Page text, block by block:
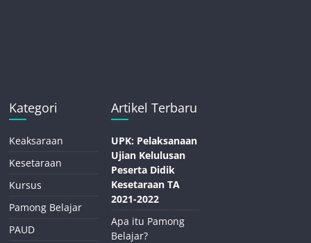
Kategori
Keaksaraan
Kesetaraan
Kursus
Pamong Belajar
PAUD
Artikel Terbaru
UPK: Pelaksanaan
Ujian Kelulusan
Peserta Didik
Kesetaraan TA
2021-2022
Apa itu Pamong
Belajar?